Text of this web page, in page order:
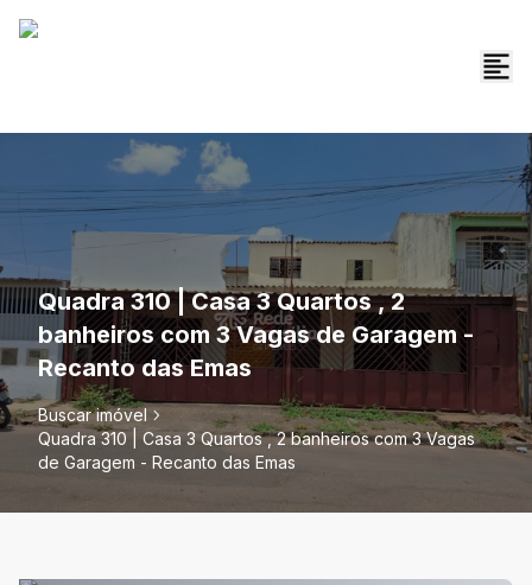
Quadra 310 | Casa 3 Quartos , 2
banheiros com 3 Vagas de Garagem -
Recanto das Emas
Buscar imóvel
Quadra 310 | Casa 3 Quartos , 2 banheiros com 3 Vagas
de Garagem - Recanto das Emas